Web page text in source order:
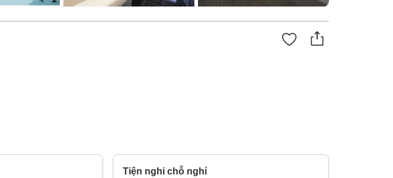
Tiện nghi chỗ nghỉ